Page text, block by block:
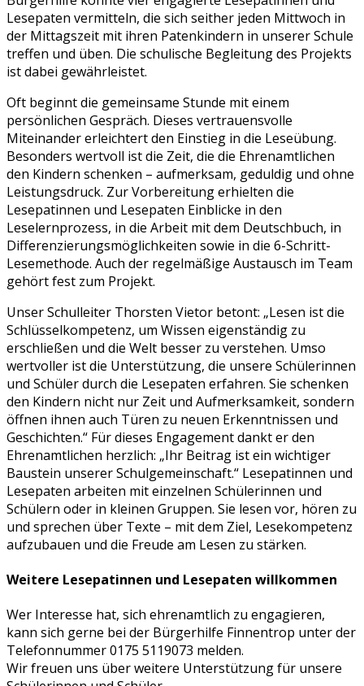
Lesepaten vermitteln, die sich seither jeden Mittwoch in
der Mittagszeit mit ihren Patenkindern in unserer Schule
treffen und üben. Die schulische Begleitung des Projekts
ist dabei gewährleistet.
Oft beginnt die gemeinsame Stunde mit einem
persönlichen Gespräch. Dieses vertrauensvolle
Miteinander erleichtert den Einstieg in die Leseübung.
Besonders wertvoll ist die Zeit, die die Ehrenamtlichen
den Kindern schenken – aufmerksam, geduldig und ohne
Leistungsdruck. Zur Vorbereitung erhielten die
Lesepatinnen und Lesepaten Einblicke in den
Leselernprozess, in die Arbeit mit dem Deutschbuch, in
Differenzierungsmöglichkeiten sowie in die 6-Schritt-
Lesemethode. Auch der regelmäßige Austausch im Team
gehört fest zum Projekt.
Unser Schulleiter Thorsten Vietor betont: „Lesen ist die
Schlüsselkompetenz, um Wissen eigenständig zu
erschließen und die Welt besser zu verstehen. Umso
wertvoller ist die Unterstützung, die unsere Schülerinnen
und Schüler durch die Lesepaten erfahren. Sie schenken
den Kindern nicht nur Zeit und Aufmerksamkeit, sondern
öffnen ihnen auch Türen zu neuen Erkenntnissen und
Geschichten.“ Für dieses Engagement dankt er den
Ehrenamtlichen herzlich: „Ihr Beitrag ist ein wichtiger
Baustein unserer Schulgemeinschaft.“ Lesepatinnen und
Lesepaten arbeiten mit einzelnen Schülerinnen und
Schülern oder in kleinen Gruppen. Sie lesen vor, hören zu
und sprechen über Texte – mit dem Ziel, Lesekompetenz
aufzubauen und die Freude am Lesen zu stärken.
Weitere Lesepatinnen und Lesepaten willkommen
Wer Interesse hat, sich ehrenamtlich zu engagieren,
kann sich gerne bei der Bürgerhilfe Finnentrop unter der
Telefonnummer 0175 5119073 melden.
Wir freuen uns über weitere Unterstützung für unsere